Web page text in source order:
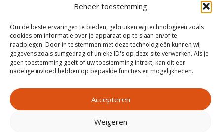
Beheer toestemming
Om de beste ervaringen te bieden, gebruiken wij technologieën zoals
cookies om informatie over je apparaat op te slaan en/of te
raadplegen. Door in te stemmen met deze technologieën kunnen wij
gegevens zoals surfgedrag of unieke ID's op deze site verwerken. Als je
geen toestemming geeft of uw toestemming intrekt, kan dit een
nadelige invloed hebben op bepaalde functies en mogelijkheden.
Accepteren
Weigeren